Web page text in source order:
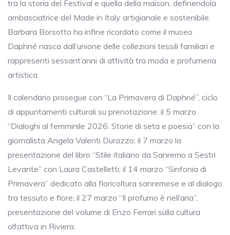
tra la storia del Festival e quella della maison, definendola
ambasciatrice del Made in Italy artigianale e sostenibile.
Barbara Borsotto ha infine ricordato come il museo
Daphné nasca dall’unione delle collezioni tessili familiari e
rappresenti sessant’anni di attività tra moda e profumeria
artistica.
Il calendario prosegue con “La Primavera di Daphné”, ciclo
di appuntamenti culturali su prenotazione: il 5 marzo
“Dialoghi al femminile 2026: Storie di seta e poesia” con la
giornalista Angela Valenti Durazzo; il 7 marzo la
presentazione del libro “Stile italiano da Sanremo a Sestri
Levante” con Laura Castelletti; il 14 marzo “Sinfonia di
Primavera” dedicato alla floricoltura sanremese e al dialogo
tra tessuto e fiore; il 27 marzo “Il profumo è nell’aria”,
presentazione del volume di Enzo Ferrari sulla cultura
olfattiva in Riviera.